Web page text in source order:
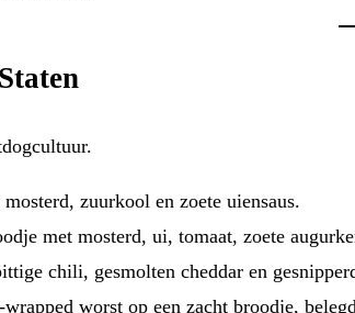
zuurkool en zoete uiensaus.
met mosterd, ui, tomaat, zoete
chili, gesmolten cheddar en
wrapped worst op een zacht broodje,